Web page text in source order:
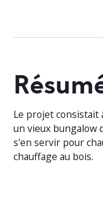
Le projet consistait
un vieux bungalow
s'en servir pour
chauffage au bois.